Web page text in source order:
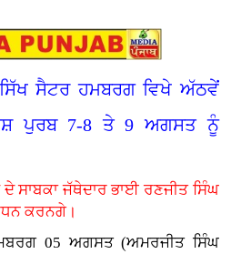
ਸੈਟਰ ਹਮਬਰਗ ਵਿਖੇ ਅੱਠਵੇਂ
ਪੁਰਬ 7-8 ਤੇ 9 ਅਗਸਤ ਨੂੰ
ਸਾਬਕਾ ਜੱਥੇਦਾਰ ਭਾਈ ਰਣਜੀਤ ਸਿੰਘ
ਕਰਨਗੇ।
05 ਅਗਸਤ (ਅਮਰਜੀਤ ਸਿੰਘ